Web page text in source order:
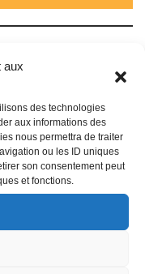
aux
des technologies
aux informations des
nous permettra de traiter
ou les ID uniques
son consentement peut
et fonctions.